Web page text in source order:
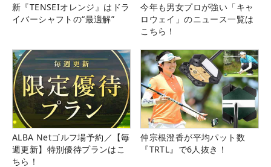
新『TENSEIオレンジ』はドラ
イバーシャフトの“最適解”
今年も男女プロが強い「キャ
ロウェイ」のニュース一覧は
こちら！
ALBA Netゴルフ場予約／【毎
週更新】特別優待プランはこ
ちら！
仲宗根澄香が平均パット数
『TRTL』で6人抜き！